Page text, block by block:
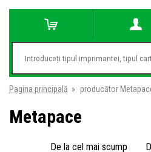
Pagina principală » producător
Metapace
De la cel mai scump